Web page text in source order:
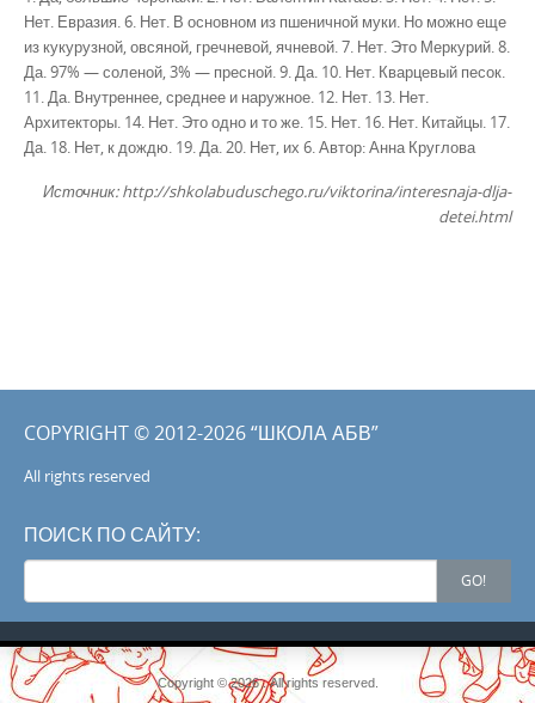
Нет. Евразия. 6. Нет. В основном из пшеничной муки. Но можно еще
из кукурузной, овсяной, гречневой, ячневой. 7. Нет. Это Меркурий. 8.
Да. 97% — соленой, 3% — пресной. 9. Да. 10. Нет. Кварцевый песок.
11. Да. Внутреннее, среднее и наружное. 12. Нет. 13. Нет.
Архитекторы. 14. Нет. Это одно и то же. 15. Нет. 16. Нет. Китайцы. 17.
Да. 18. Нет, к дождю. 19. Да. 20. Нет, их 6. Автор: Анна Круглова
Источник: http://shkolabuduschego.ru/viktorina/interesnaja-dlja-
detei.html
COPYRIGHT © 2012-2026 “ШКОЛА АБВ”
All rights reserved
ПОИСК ПО САЙТУ:
Search
for:
GO!
Copyright © 2026 . All rights reserved.